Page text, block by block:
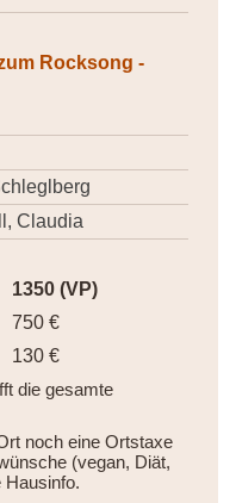
Rocksong -
Claudia
1350 (VP)
750 €
130 €
die gesamte
noch eine Ortstaxe
(vegan, Diät,
Hausinfo.